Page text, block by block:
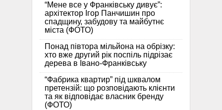
“Мене все у Франківську дивує”:
архітектор Ігор Панчишин про
спадщину, забудову та майбутнє
міста (ФОТО)
Понад півтора мільйона на обрізку:
хто вже другий рік поспіль підрізає
дерева в Івано-Франківську
“Фабрика квартир” під шквалом
претензій: що розповідають клієнти
та як відповідає власник бренду
(ФОТО)